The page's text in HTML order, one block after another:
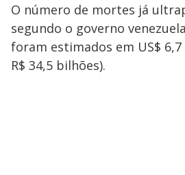
O número de mortes já
segundo o governo
foram estimados em US$
R$ 34,5 bilhões).